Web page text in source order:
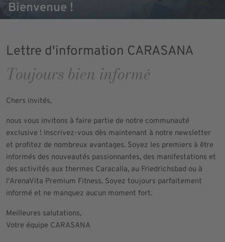
Bienvenue !
Lettre d'information CARASANA
Toujours bien informé
Chers invités,
nous vous invitons à faire partie de notre communauté
exclusive ! Inscrivez-vous dès maintenant à notre newsletter
et profitez de nombreux avantages. Soyez les premiers à être
informés des nouveautés passionnantes, des manifestations et
des activités aux thermes Caracalla, au Friedrichsbad ou à
l'ArenaVita Premium Fitness. Soyez toujours parfaitement
informé et ne manquez aucun moment fort.
Meilleures salutations,
Votre équipe CARASANA